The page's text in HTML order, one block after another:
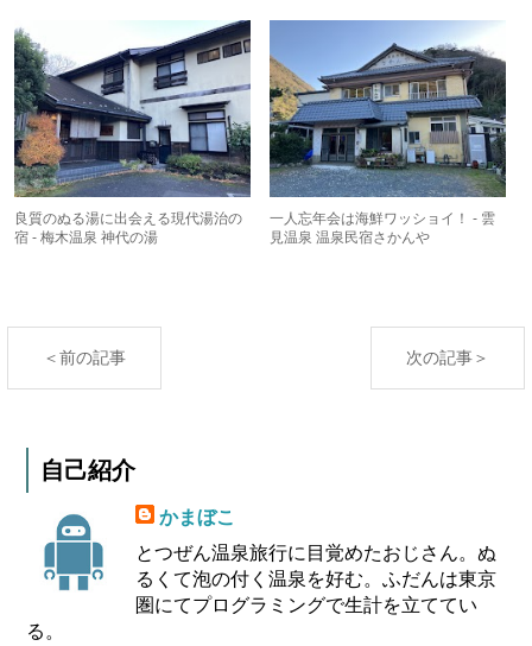
良質のぬる湯に出会える現代湯治の
宿 - 梅木温泉 神代の湯
一人忘年会は海鮮ワッショイ！ - 雲
見温泉 温泉民宿さかんや
＜前の記事 次の記事＞
自己紹介
かまぼこ
とつぜん温泉旅行に目覚めたおじさん。ぬ
るくて泡の付く温泉を好む。ふだんは東京
圏にてプログラミングで生計を立ててい
る。